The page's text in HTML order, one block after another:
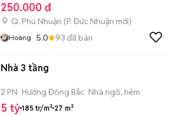
250.000 đ
Q. Phú Nhuận (P. Đức Nhuận mới)
Hoàng 5.0 93 đã bán
Nhà 3 tầng
2 PN Hướng Đông Bắc Nhà ngõ, hẻm
5 tỷ 185 tr/m² 27 m²